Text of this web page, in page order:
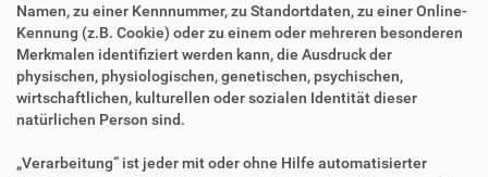
Namen, zu einer Kennnummer, zu Standortdaten, zu einer Online-
Kennung (z.B. Cookie) oder zu einem oder mehreren besonderen
Merkmalen identifiziert werden kann, die Ausdruck der
physischen, physiologischen, genetischen, psychischen,
wirtschaftlichen, kulturellen oder sozialen Identität dieser
natürlichen Person sind.
„Verarbeitung“ ist jeder mit oder ohne Hilfe automatisierter